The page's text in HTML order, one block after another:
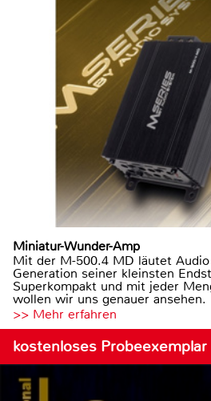
Miniatur-Wunder-Amp
Mit der M-500.4 MD läutet
Generation seiner kleinsten
Superkompakt und mit jeder
wollen wir uns genauer ansehen.
>> Mehr erfahren
kostenloses Probeexemplar